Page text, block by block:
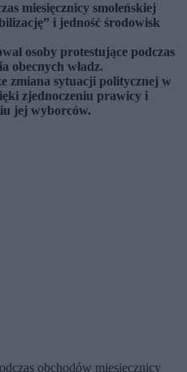
miesięcznicy smoleńskiej
i jedność środowisk
osoby protestujące podczas
obecnych władz.
zmiana sytuacji politycznej w
zjednoczeniu prawicy i
jej wyborców.
obchodów miesięcznicy